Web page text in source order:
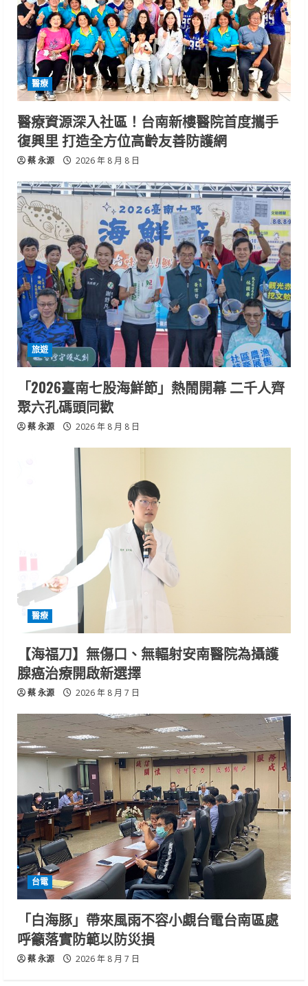
醫療
醫療資源深入社區！台南新樓醫院首度攜手
復興里 打造全方位高齡友善防護網
蔡 永源 2026 年 8 月 8 日
旅遊
「2026臺南七股海鮮節」熱鬧開幕 二千人齊
聚六孔碼頭同歡
蔡 永源 2026 年 8 月 8 日
醫療
【海福刀】無傷口、無輻射安南醫院為攝護
腺癌治療開啟新選擇
蔡 永源 2026 年 8 月 7 日
台電
「白海豚」帶來風雨不容小覷台電台南區處
呼籲落實防範以防災損
蔡 永源 2026 年 8 月 7 日